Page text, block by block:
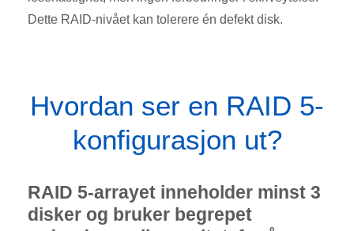
Dette RAID-nivået kan tolerere én defekt disk.
Hvordan ser en RAID 5-
konfigurasjon ut?
RAID 5-arrayet inneholder minst 3
disker og bruker begrepet